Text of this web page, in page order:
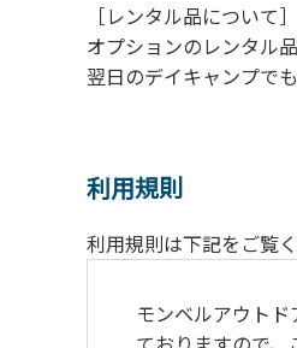
［レンタル品について］
オプションのレンタル
翌日のデイキャンプで
利用規則
利用規則は下記をご覧く
モンベルアウト